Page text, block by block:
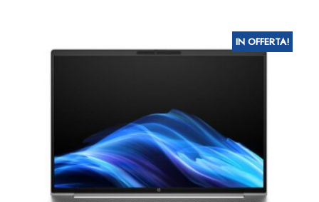
IN OFFERTA!